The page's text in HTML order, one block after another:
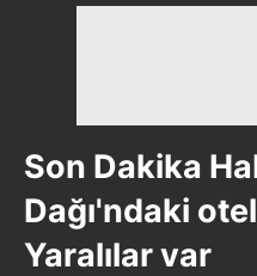
Son Dakika
Dağı'ndaki
Yaralılar var